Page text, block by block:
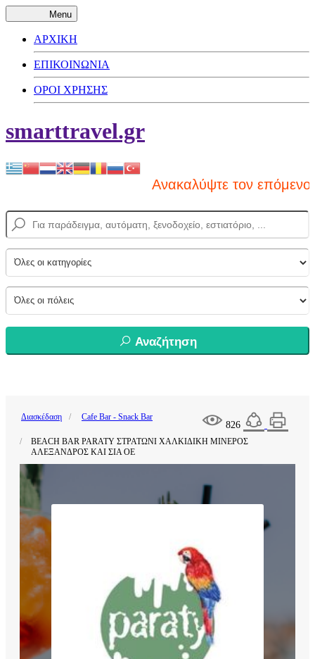
Menu
ΑΡΧΙΚΗ
ΕΠΙΚΟΙΝΩΝΙΑ
ΟΡΟΙ ΧΡΗΣΗΣ
smarttravel.gr
Ανακαλύψτε τον επόμενο
Αναζήτηση
826
Διασκέδαση Cafe Bar - Snack Bar
BEACH BAR PARATY ΣΤΡΑΤΩΝΙ ΧΑΛΚΙΔΙΚΗ ΜΙΝΕΡΟΣ
ΑΛΕΞΑΝΔΡΟΣ ΚΑΙ ΣΙΑ ΟΕ